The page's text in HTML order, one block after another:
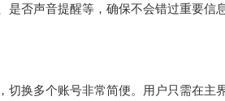
是否声音提醒等，确保不会错过重要信
切换多个账号非常简便。用户只需在主